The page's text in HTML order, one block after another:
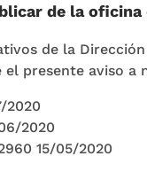
de la
de la
presente aviso a
2020
2020
15/05/2020